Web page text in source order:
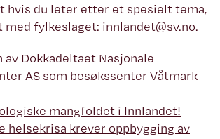
hvis du leter etter et spesielt tema,
med fylkeslaget: innlandet@sv.no.
Dokkadeltaet Nasjonale
AS som besøkssenter Våtmark
mangfoldet i Innlandet!
helsekrisa krever oppbygging av